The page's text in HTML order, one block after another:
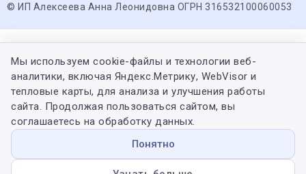
© ИП Алексеева Анна Леонидовна ОГРН 316532100060053
Мы используем cookie-файлы и технологии веб-
аналитики, включая Яндекс.Метрику, WebVisor и
тепловые карты, для анализа и улучшения работы
сайта. Продолжая пользоваться сайтом, вы
соглашаетесь на обработку данных.
Понятно